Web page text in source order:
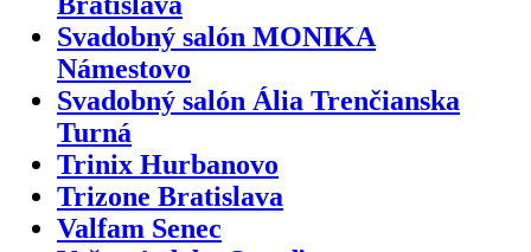
Svadobný salón MONIKA
Námestovo
Svadobný salón Ália Trenčianska
Turná
Trinix Hurbanovo
Trizone Bratislava
Valfam Senec